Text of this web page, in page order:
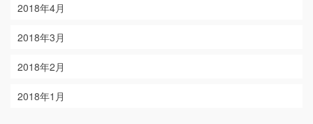
2018年4月
2018年3月
2018年2月
2018年1月